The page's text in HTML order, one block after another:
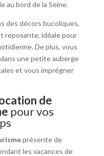
au bord de la Seine.
des décors bucoliques,
reposante, idéale pour
De plus, vous
une petite auberge
et vous imprégner
de
pour vos
présente de
les vacances de